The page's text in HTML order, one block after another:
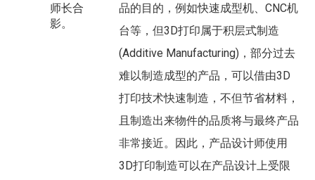
师长合
影。
品的目的，例如快速成型机、CNC机
台等，但3D打印属于积层式制造
(Additive Manufacturing)，部分过去
难以制造成型的产品，可以借由3D
打印技术快速制造，不但节省材料，
且制造出来物件的品质将与最终产品
非常接近。因此，产品设计师使用
3D打印制造可以在产品设计上受限